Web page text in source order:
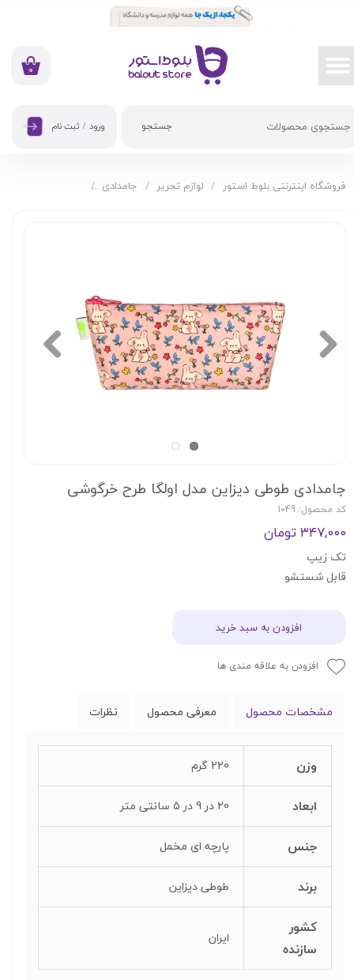
جستجو
۰
ورود / ثبت نام
حساب کاربری من
تغییر گذر واژه
فروشگاه اینترنتی بلوط استور لوازم تحریر جامدادی
جامدادی طوطی دیزاین مدل اولگا طرح خرگوشی
کد محصول: 1049
۳۴۷,۰۰۰ تومان
تک زیپ
قابل شستشو
افزودن به سبد خرید
افزودن به علاقه مندی ها
مشخصات محصول معرفی محصول نظرات
وزن 220 گرم
ابعاد 20 در 9 در 5 سانتی متر
جنس پارچه ای مخمل
برند طوطی دیزاین
کشور
سازنده
ایران